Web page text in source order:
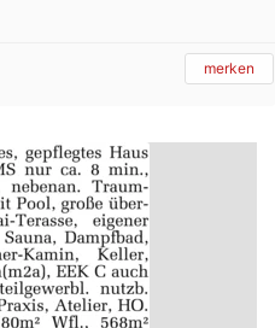
merken